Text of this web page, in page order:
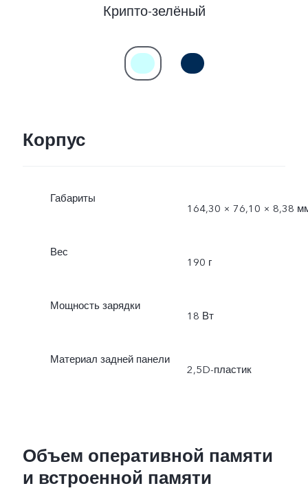
Крипто-зелёный
Корпус
Габариты
164,30 × 76,10 × 8,38
Вес
190 г
Мощность зарядки
18 Вт
Материал задней панели
2,5D-пластик
Объем оперативной памяти
и встроенной памяти